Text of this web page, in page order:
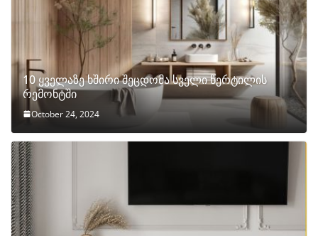
10 ყველაზე ხშირი შეცდომა სველი წერტილის
რემონტში
October 24, 2024